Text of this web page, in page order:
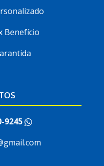
Benefício
9245